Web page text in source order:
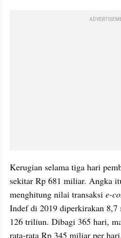
Kerugian selama tiga hari
sekitar Rp 681 miliar. Angka
menghitung nilai transaksi e-
Indef di 2019 diperkirakan
126 triliun. Dibagi 365 hari,
rata-rata Rp 345 miliar per